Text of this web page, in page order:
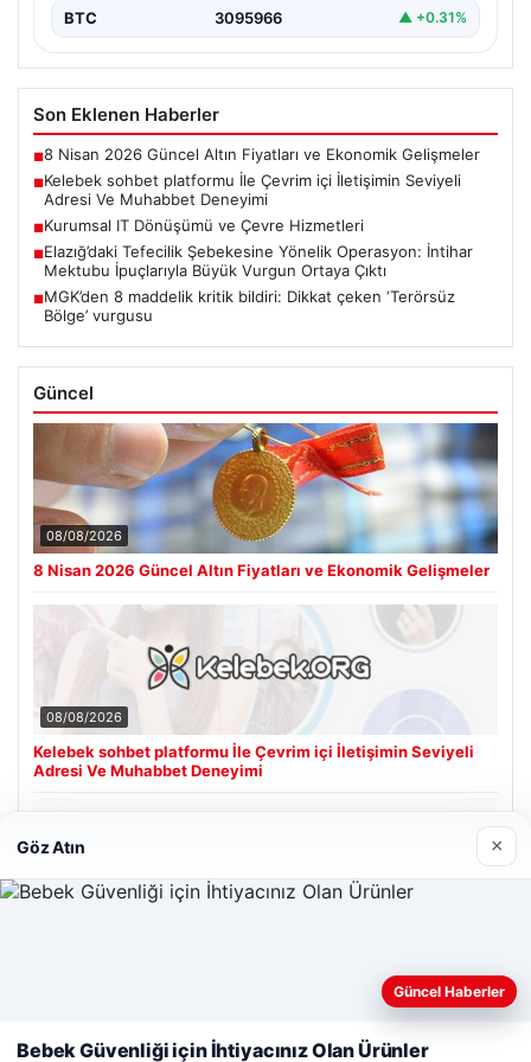
BTC 3095966 ▲ +0.31%
Son Eklenen Haberler
■8 Nisan 2026 Güncel Altın Fiyatları ve Ekonomik Gelişmeler
■Kelebek sohbet platformu İle Çevrim içi İletişimin Seviyeli
Adresi Ve Muhabbet Deneyimi
■Kurumsal IT Dönüşümü ve Çevre Hizmetleri
■Elazığ’daki Tefecilik Şebekesine Yönelik Operasyon: İntihar
Mektubu İpuçlarıyla Büyük Vurgun Ortaya Çıktı
■MGK’den 8 maddelik kritik bildiri: Dikkat çeken ‘Terörsüz
Bölge’ vurgusu
Güncel
08/08/2026
8 Nisan 2026 Güncel Altın Fiyatları ve Ekonomik Gelişmeler
08/08/2026
Kelebek sohbet platformu İle Çevrim içi İletişimin Seviyeli
Adresi Ve Muhabbet Deneyimi
Web sitemizi nasıl kullandığınızı daha iyi anlayabilmek,
deneyiminizi kişiselleştirmek ve geliştirmek amacıyla çerezler
Çerez Politikamız
Göz Atın ×
Güncel Haberler
Bebek Güvenliği için İhtiyacınız Olan Ürünler